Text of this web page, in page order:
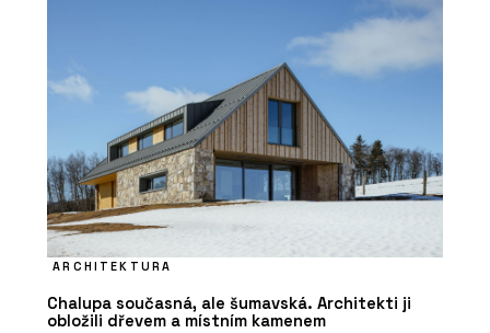
ARCHITEKTURA
Chalupa současná, ale šumavská. Architekti ji
obložili dřevem a místním kamenem